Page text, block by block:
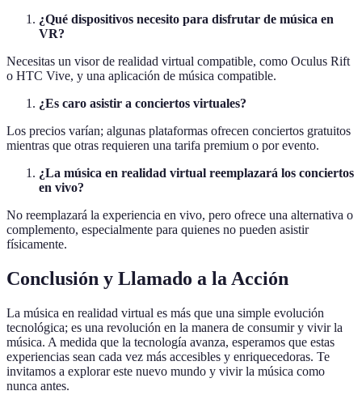
¿Qué dispositivos necesito para disfrutar de música en
VR?
Necesitas un visor de realidad virtual compatible, como Oculus Rift
o HTC Vive, y una aplicación de música compatible.
¿Es caro asistir a conciertos virtuales?
Los precios varían; algunas plataformas ofrecen conciertos gratuitos
mientras que otras requieren una tarifa premium o por evento.
¿La música en realidad virtual reemplazará los conciertos
en vivo?
No reemplazará la experiencia en vivo, pero ofrece una alternativa o
complemento, especialmente para quienes no pueden asistir
físicamente.
Conclusión y Llamado a la Acción
La música en realidad virtual es más que una simple evolución
tecnológica; es una revolución en la manera de consumir y vivir la
música. A medida que la tecnología avanza, esperamos que estas
experiencias sean cada vez más accesibles y enriquecedoras. Te
invitamos a explorar este nuevo mundo y vivir la música como
nunca antes.